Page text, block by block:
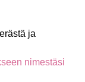
ja
nimestäsi